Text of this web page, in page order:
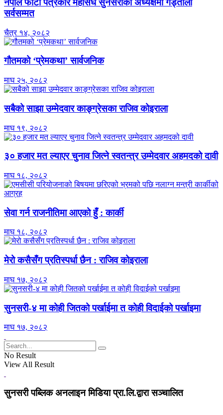
नेपाल फोटो पत्रकार महासंघ सुनसरीको अध्यक्षमा गड्ताैला
सर्वसम्मत
चैत्र १४, २०८२
गौतमको ‘प्रेमकथा’ सार्वजनिक
माघ २५, २०८२
सबैको साझा उम्मेदवार काङ्ग्रेसका राजिव कोइराला
माघ १९, २०८२
३० हजार मत ल्याएर चुनाव जित्ने स्वतन्त्र उम्मेदवार अहमदको दावी
माघ १८, २०८२
सेवा गर्न राजनीतिमा आएको हुँ : कार्की
माघ १८, २०८२
मेरो कसैसँग प्रतिस्पर्धा छैन : राजिव कोइराला
माघ १७, २०८२
सुनसरी-४ मा कोही जितको पर्खाईमा त कोही विदाईको पर्खाइमा
माघ १७, २०८२
No Result
View All Result
सुनसरी पब्लिक अनलाइन मिडिया प्रा.लि.द्वारा सञ्चालित